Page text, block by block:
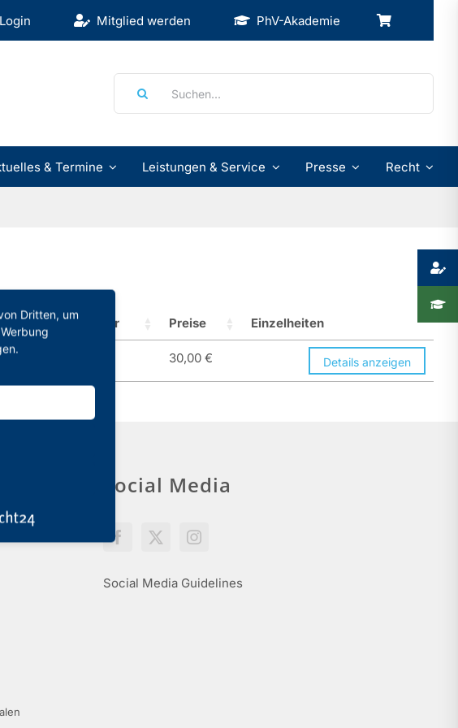
Login Mitglied werden PhV-Akademie
& Termine Leistungen & Service Presse Recht
Verfügbar Preise Einzelheiten
30,00 € Details anzeigen
Social Media
Social Media Guidelines
Dritten, um